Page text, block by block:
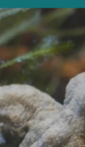
biologici e
i sistemi
sia
di ricerca presso il
di Biologia e
della
occupandosi in
Nel corso della sua
modo di
lavorative che,
collegate